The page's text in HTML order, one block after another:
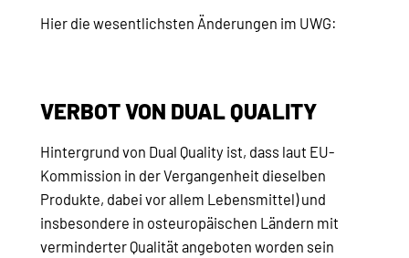
Hier die wesentlichsten Änderungen im UWG:
VERBOT VON DUAL QUALITY
Hintergrund von Dual Quality ist, dass laut EU-
Kommission in der Vergangenheit dieselben
Produkte, dabei vor allem Lebensmittel) und
insbesondere in osteuropäischen Ländern mit
verminderter Qualität angeboten worden sein